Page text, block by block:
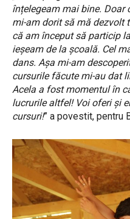
înțelegeam mai bine.
mi-am dorit să mă dezvolt
că am început să particip
ieșeam de la școală. Cel
dans. Așa mi-am
cursurile făcute mi-au dat
Acela a fost momentul în
lucrurile altfel! Voi oferi și
cursuri!” a povestit, pentru